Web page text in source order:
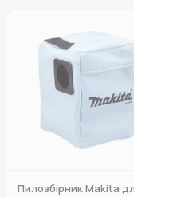
Пилозбірник Makita для DVC350